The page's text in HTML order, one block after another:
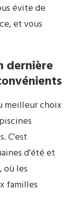
évite de
et vous
dernière
meilleur choix
C’est
d’été et
où les
familles